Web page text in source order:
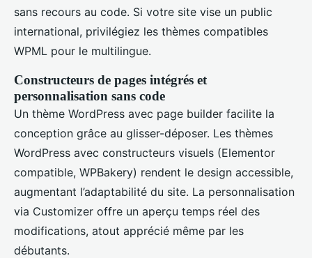
sans recours au code. Si votre site vise un public
international, privilégiez les thèmes compatibles
WPML pour le multilingue.
Constructeurs de pages intégrés et
personnalisation sans code
Un thème WordPress avec page builder facilite la
conception grâce au glisser-déposer. Les thèmes
WordPress avec constructeurs visuels (Elementor
compatible, WPBakery) rendent le design accessible,
augmentant l’adaptabilité du site. La personnalisation
via Customizer offre un aperçu temps réel des
modifications, atout apprécié même par les
débutants.